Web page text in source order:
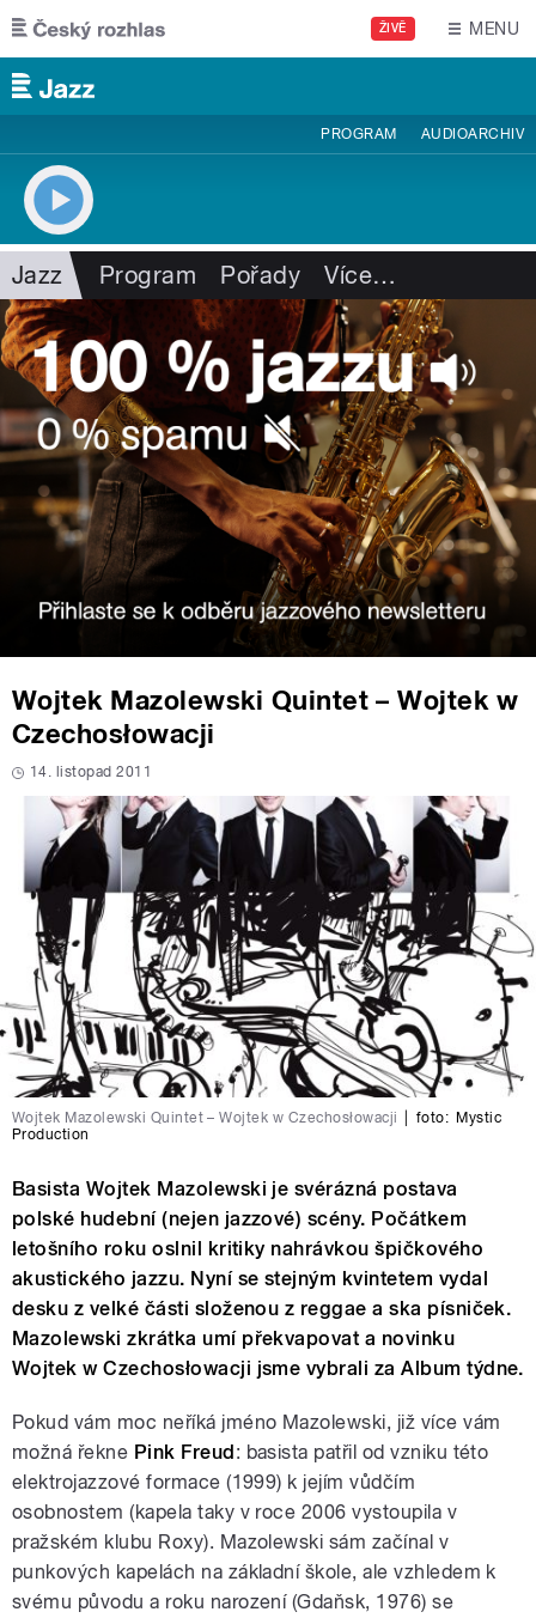
Přejít k hlavnímu obsahu
ŽIVĚ MENU
PROGRAM AUDIOARCHIV
Jazz Program Pořady Více…
Wojtek Mazolewski Quintet – Wojtek w
Czechosłowacji
14. listopad 2011
Wojtek Mazolewski Quintet – Wojtek w Czechosłowacji foto: Mystic
Production
Basista Wojtek Mazolewski je svérázná postava
polské hudební (nejen jazzové) scény. Počátkem
letošního roku oslnil kritiky nahrávkou špičkového
akustického jazzu. Nyní se stejným kvintetem vydal
desku z velké části složenou z reggae a ska písniček.
Mazolewski zkrátka umí překvapovat a novinku
Wojtek w Czechosłowacji jsme vybrali za Album týdne.
Pokud vám moc neříká jméno Mazolewski, již více vám
možná řekne Pink Freud: basista patřil od vzniku této
elektrojazzové formace (1999) k jejím vůdčím
osobnostem (kapela taky v roce 2006 vystoupila v
pražském klubu Roxy). Mazolewski sám začínal v
punkových kapelách na základní škole, ale vzhledem k
svému původu a roku narození (Gdaňsk, 1976) se